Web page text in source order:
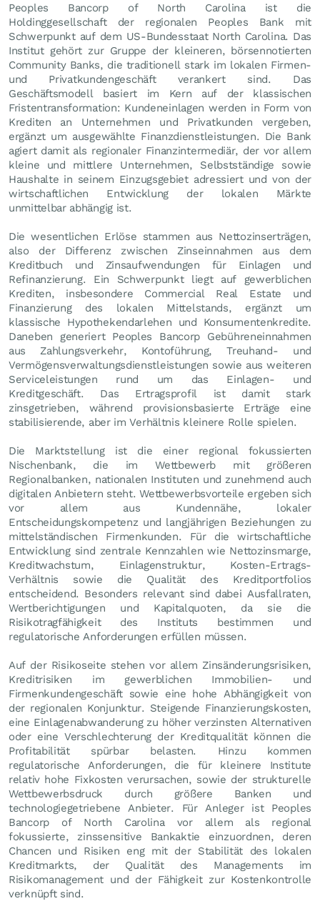
Peoples Bancorp of North Carolina ist die
Holdinggesellschaft der regionalen Peoples Bank mit
Schwerpunkt auf dem US-Bundesstaat North Carolina. Das
Institut gehört zur Gruppe der kleineren, börsennotierten
Community Banks, die traditionell stark im lokalen Firmen-
und Privatkundengeschäft verankert sind. Das
Geschäftsmodell basiert im Kern auf der klassischen
Fristentransformation: Kundeneinlagen werden in Form von
Krediten an Unternehmen und Privatkunden vergeben,
ergänzt um ausgewählte Finanzdienstleistungen. Die Bank
agiert damit als regionaler Finanzintermediär, der vor allem
kleine und mittlere Unternehmen, Selbstständige sowie
Haushalte in seinem Einzugsgebiet adressiert und von der
wirtschaftlichen Entwicklung der lokalen Märkte
unmittelbar abhängig ist.
Die wesentlichen Erlöse stammen aus Nettozinserträgen,
also der Differenz zwischen Zinseinnahmen aus dem
Kreditbuch und Zinsaufwendungen für Einlagen und
Refinanzierung. Ein Schwerpunkt liegt auf gewerblichen
Krediten, insbesondere Commercial Real Estate und
Finanzierung des lokalen Mittelstands, ergänzt um
klassische Hypothekendarlehen und Konsumentenkredite.
Daneben generiert Peoples Bancorp Gebühreneinnahmen
aus Zahlungsverkehr, Kontoführung, Treuhand- und
Vermögensverwaltungsdienstleistungen sowie aus weiteren
Serviceleistungen rund um das Einlagen- und
Kreditgeschäft. Das Ertragsprofil ist damit stark
zinsgetrieben, während provisionsbasierte Erträge eine
stabilisierende, aber im Verhältnis kleinere Rolle spielen.
Die Marktstellung ist die einer regional fokussierten
Nischenbank, die im Wettbewerb mit größeren
Regionalbanken, nationalen Instituten und zunehmend auch
digitalen Anbietern steht. Wettbewerbsvorteile ergeben sich
vor allem aus Kundennähe, lokaler
Entscheidungskompetenz und langjährigen Beziehungen zu
mittelständischen Firmenkunden. Für die wirtschaftliche
Entwicklung sind zentrale Kennzahlen wie Nettozinsmarge,
Kreditwachstum, Einlagenstruktur, Kosten-Ertrags-
Verhältnis sowie die Qualität des Kreditportfolios
entscheidend. Besonders relevant sind dabei Ausfallraten,
Wertberichtigungen und Kapitalquoten, da sie die
Risikotragfähigkeit des Instituts bestimmen und
regulatorische Anforderungen erfüllen müssen.
Auf der Risikoseite stehen vor allem Zinsänderungsrisiken,
Kreditrisiken im gewerblichen Immobilien- und
Firmenkundengeschäft sowie eine hohe Abhängigkeit von
der regionalen Konjunktur. Steigende Finanzierungskosten,
eine Einlagenabwanderung zu höher verzinsten Alternativen
oder eine Verschlechterung der Kreditqualität können die
Profitabilität spürbar belasten. Hinzu kommen
regulatorische Anforderungen, die für kleinere Institute
relativ hohe Fixkosten verursachen, sowie der strukturelle
Wettbewerbsdruck durch größere Banken und
technologiegetriebene Anbieter. Für Anleger ist Peoples
Bancorp of North Carolina vor allem als regional
fokussierte, zinssensitive Bankaktie einzuordnen, deren
Chancen und Risiken eng mit der Stabilität des lokalen
Kreditmarkts, der Qualität des Managements im
Risikomanagement und der Fähigkeit zur Kostenkontrolle
verknüpft sind.